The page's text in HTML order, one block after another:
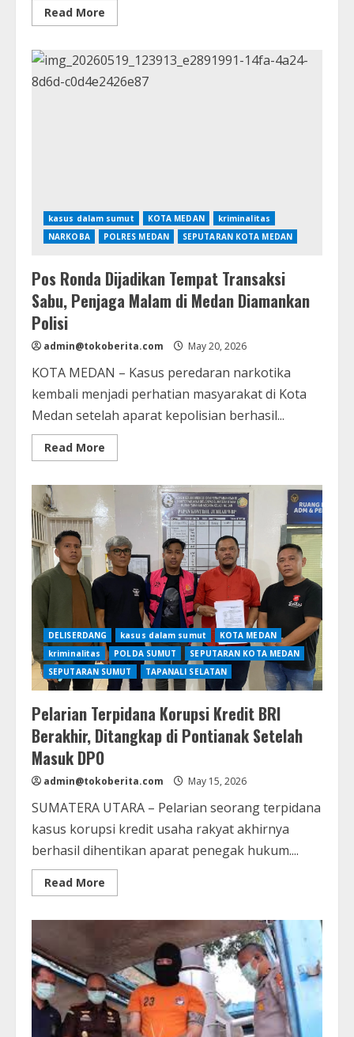
Read More
more
Sumut
Tingkatkan
Pengawasan
Wilayah,
kasus dalam sumut KOTA MEDAN
kriminalitas
NARKOBA
POLRES MEDAN SEPUTARAN KOTA MEDAN
Pos Ronda Dijadikan Tempat Transaksi
Sabu, Penjaga Malam di Medan Diamankan
Polisi
admin@tokoberita.com May 20, 2026
KOTA MEDAN – Kasus peredaran narkotika
kembali menjadi perhatian masyarakat di Kota
Medan setelah aparat kepolisian berhasil...
Read More
more
Ronda
Dijadikan
Tempat
Transaksi
Sabu,
Penjaga
Malam
di
Medan
Diamankan
DELISERDANG kasus dalam sumut
KOTA MEDAN
kriminalitas
POLDA SUMUT
SEPUTARAN KOTA MEDAN
SEPUTARAN SUMUT
TAPANALI SELATAN
Pelarian Terpidana Korupsi Kredit BRI
Berakhir, Ditangkap di Pontianak Setelah
Masuk DPO
admin@tokoberita.com May 15, 2026
SUMATERA UTARA – Pelarian seorang terpidana
kasus korupsi kredit usaha rakyat akhirnya
berhasil dihentikan aparat penegak hukum....
Read More
more
Korupsi
Kredit
BRI
Berakhir,
Ditangkap
di
Pontianak
Setelah
Masuk